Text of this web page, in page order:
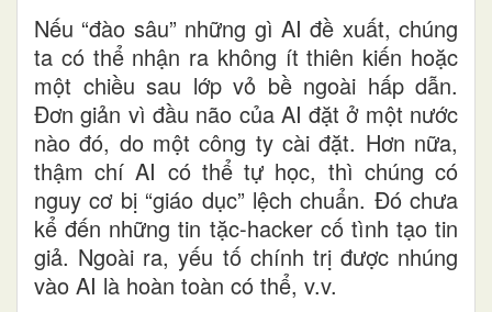
Nếu “đào sâu” những gì AI đề xuất, chúng
ta có thể nhận ra không ít thiên kiến hoặc
một chiều sau lớp vỏ bề ngoài hấp dẫn.
Đơn giản vì đầu não của AI đặt ở một nước
nào đó, do một công ty cài đặt. Hơn nữa,
thậm chí AI có thể tự học, thì chúng có
nguy cơ bị “giáo dục” lệch chuẩn. Đó chưa
kể đến những tin tặc-hacker cố tình tạo tin
giả. Ngoài ra, yếu tố chính trị được nhúng
vào AI là hoàn toàn có thể, v.v.